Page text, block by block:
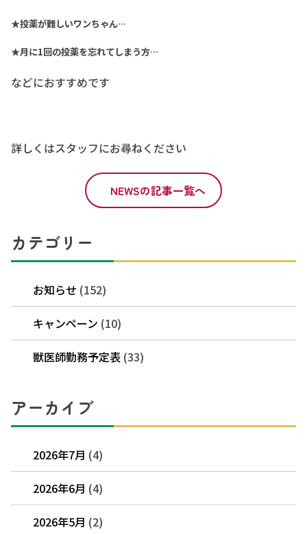
★投薬が難しいワンちゃん…
★月に1回の投薬を忘れてしまう方…
などにおすすめです
詳しくはスタッフにお尋ねください
NEWSの記事一覧へ
カテゴリー
お知らせ (152)
キャンペーン (10)
獣医師勤務予定表 (33)
アーカイブ
2026年7月 (4)
2026年6月 (4)
2026年5月 (2)